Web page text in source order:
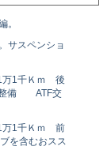
。
スペンショ
1千Ｋｍ 後
ATF交
1千Ｋｍ 前
含むおスス